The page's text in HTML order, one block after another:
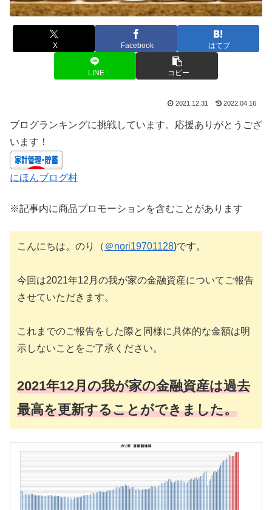
X Facebook はてブ
LINE コピー
2021.12.31 2022.04.16
ブログランキングに挑戦しています。応援ありがとうござ
います！
にほんブログ村
※記事内に商品プロモーションを含むことがあります
こんにちは。のり（ ＠nori19701128)です。
今回は2021年12月の我が家の金融資産についてご報告
させていただきます。
これまでのご報告をした際と同様に具体的な金額は明
示しないことをご了承ください。
2021年12月の我が家の金融資産は過去
最高を更新することができました。